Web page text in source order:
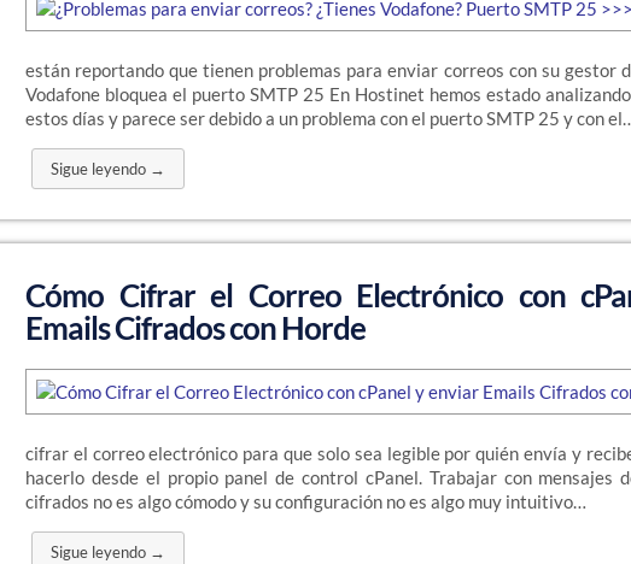
están reportando que tienen problemas para enviar correos con su gestor
Vodafone bloquea el puerto SMTP 25 En Hostinet hemos estado
estos días y parece ser debido a un problema con el puerto SMTP 25 y con
Sigue leyendo →
Cómo Cifrar el Correo Electrónico con
Emails Cifrados con Horde
cifrar el correo electrónico para que solo sea legible por quién envía y
hacerlo desde el propio panel de control cPanel. Trabajar con mensajes
cifrados no es algo cómodo y su configuración no es algo muy intuitivo…
Sigue leyendo →